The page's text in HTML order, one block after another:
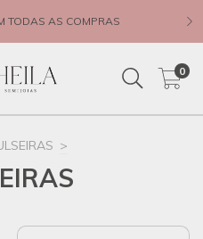
TODAS AS COMPRAS
0
>